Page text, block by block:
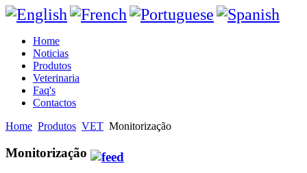
Home
Noticias
Produtos
Veterinaria
Faq's
Contactos
Home Produtos VET Monitorização
Monitorização